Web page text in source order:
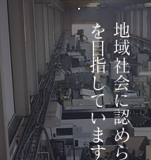
。